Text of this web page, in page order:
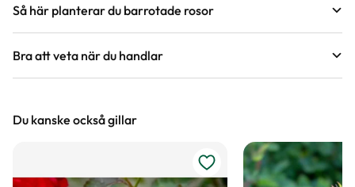
Så här planterar du barrotade rosor
Guide
Att köpa barrotade rosor bli alltmer populärt. Plantorna finns
Bra att veta när du handlar
Vi försöker alltid ange växternas ungefärliga
mått, men då växter är levande och alla växter
är unika så kan måtten och din växts utseende
Du kanske också gillar